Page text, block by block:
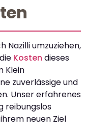
Nazilli umzuziehen,
Kosten dieses
Klein
zuverlässige und
Unser erfahrenes
reibungslos
neuen Ziel